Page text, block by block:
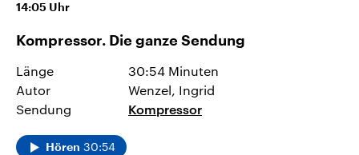
14:05 Uhr
Kompressor. Die ganze Sendung
Länge
30:54 Minuten
Autor
Wenzel, Ingrid
Sendung
Kompressor
Hören 30:54